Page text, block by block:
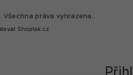
. Všechna práva vyhrazena.
Shoptak.cz